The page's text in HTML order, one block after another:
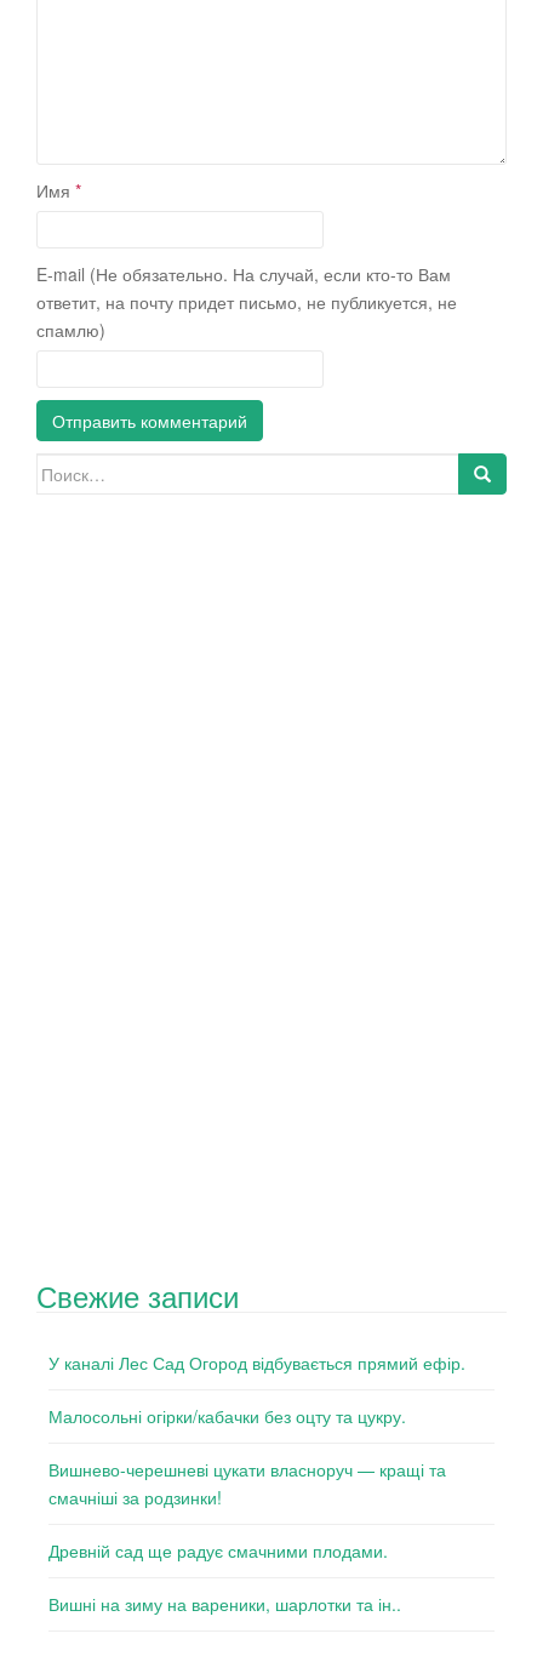
Имя *
E-mail (Не обязательно. На случай, если кто-то Вам
ответит, на почту придет письмо, не публикуется, не
спамлю)
Искать:
Свежие записи
У каналі Лес Сад Огород відбувається прямий ефір.
Малосольні огірки/кабачки без оцту та цукру.
Вишнево-черешневі цукати власноруч — кращі та
смачніші за родзинки!
Древній сад ще радує смачними плодами.
Вишні на зиму на вареники, шарлотки та ін..